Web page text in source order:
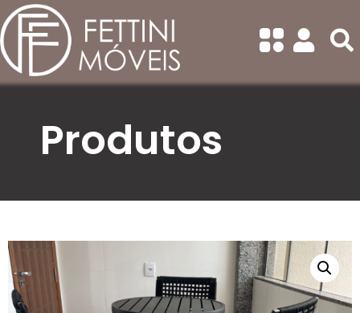
Produtos
Categorias
Todas
Balanços
Bistrô
Chaise/Concha
Conjunto de Sofá
Conjuntos de Mesa Redonda